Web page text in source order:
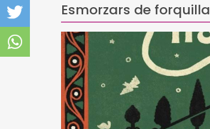
Esmorzars de forquilla